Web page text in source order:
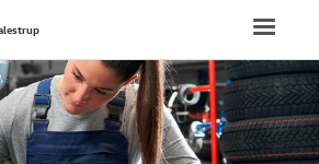
FORSIDE
NYE
Toggle